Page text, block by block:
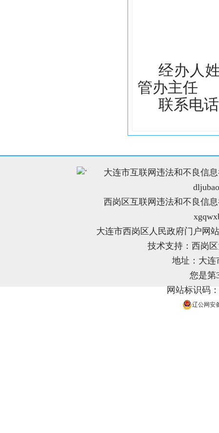
经办人
管办主任
联系电
"
大连市互联网违法和不良信
西岗区互联网违法和不良信
大连市西岗区人民政府门户网
技术支持：西岗
地址：大连
您是第
网站标识码
辽公网安